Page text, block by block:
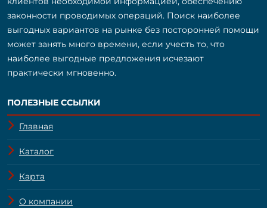
законности проводимых операций. Поиск наиболее
выгодных вариантов на рынке без посторонней помощи
может занять много времени, если учесть то, что
наиболее выгодные предложения исчезают
практически мгновенно.
ПОЛЕЗНЫЕ ССЫЛКИ
Главная
Каталог
Карта
О компании